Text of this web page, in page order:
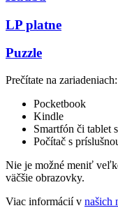
LP platne
Puzzle
Prečítate na zariadeniach:
Pocketbook
Kindle
Smartfón či tablet
Počítač s
Nie je možné meniť
väčšie obrazovky.
Viac informácií v našich